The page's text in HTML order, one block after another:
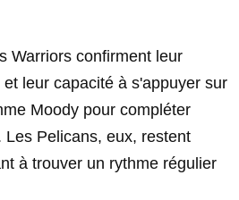
Warriors confirment leur
leur capacité à s'appuyer sur
Moody pour compléter
Les Pelicans, eux, restent
à trouver un rythme régulier